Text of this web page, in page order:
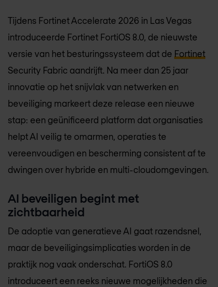
Tijdens Fortinet Accelerate 2026 in Las Vegas
introduceerde Fortinet FortiOS 8.0, de nieuwste
versie van het besturingssysteem dat de Fortinet
Security Fabric aandrijft. Na meer dan 25 jaar
innovatie op het snijvlak van netwerken en
beveiliging markeert deze release een nieuwe
stap: een geünificeerd platform dat organisaties
helpt AI veilig te omarmen, operaties te
vereenvoudigen en bescherming consistent af te
dwingen over hybride en multi-cloudomgevingen.
AI beveiligen begint met
zichtbaarheid
De adoptie van generatieve AI gaat razendsnel,
maar de beveiligingsimplicaties worden in de
praktijk nog vaak onderschat. FortiOS 8.0
introduceert een reeks nieuwe mogelijkheden die